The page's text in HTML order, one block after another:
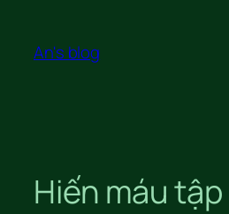
content
An's blog
Hiến máu tập